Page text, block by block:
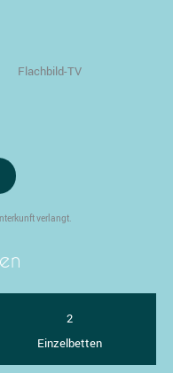
Flachbild-TV
verlangt.
2
Einzelbetten